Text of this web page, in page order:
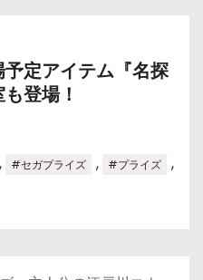
定アイテム『名探
登場！
, #セガプライズ , #プライズ ,